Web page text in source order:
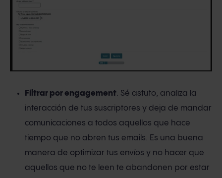
Filtrar por engagement. Sé astuto, analiza la
interacción de tus suscriptores y deja de mandar
comunicaciones a todos aquellos que hace
tiempo que no abren tus emails. Es una buena
manera de optimizar tus envíos y no hacer que
aquellos que no te leen te abandonen por estar